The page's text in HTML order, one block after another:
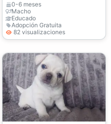
0-6 meses
Macho
Educado
Adopción Gratuita
82 visualizaciones